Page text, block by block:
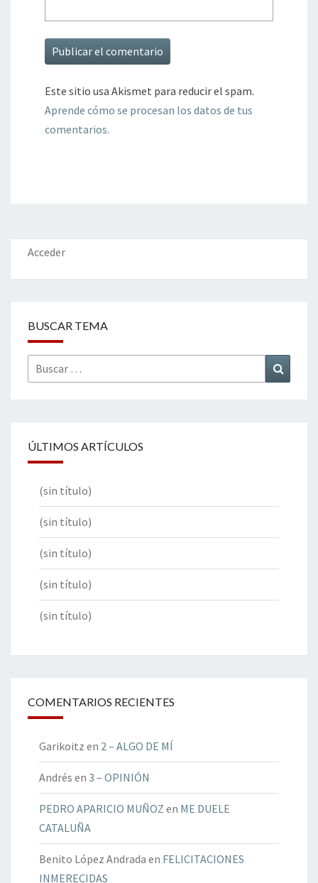
Este sitio usa Akismet para reducir el spam.
Aprende cómo se procesan los datos de tus
comentarios.
Acceder
BUSCAR TEMA
Buscar
por:
ÚLTIMOS ARTÍCULOS
(sin título)
(sin título)
(sin título)
(sin título)
(sin título)
COMENTARIOS RECIENTES
Garikoitz en 2 – ALGO DE MÍ
Andrés en 3 – OPINIÓN
PEDRO APARICIO MUÑOZ en ME DUELE
CATALUÑA
Benito López Andrada en FELICITACIONES
INMERECIDAS